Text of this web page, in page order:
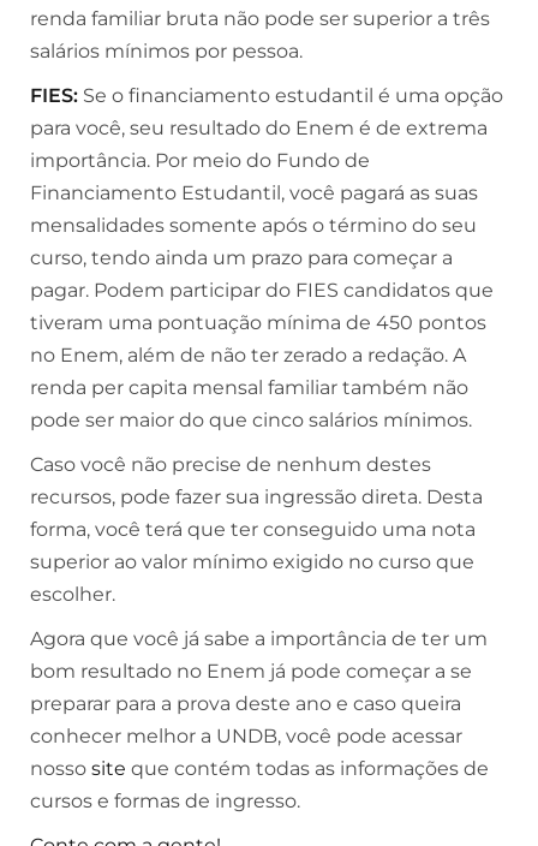
renda familiar bruta não pode ser superior a três
salários mínimos por pessoa.
FIES: Se o financiamento estudantil é uma opção
para você, seu resultado do Enem é de extrema
importância. Por meio do Fundo de
Financiamento Estudantil, você pagará as suas
mensalidades somente após o término do seu
curso, tendo ainda um prazo para começar a
pagar. Podem participar do FIES candidatos que
tiveram uma pontuação mínima de 450 pontos
no Enem, além de não ter zerado a redação. A
renda per capita mensal familiar também não
pode ser maior do que cinco salários mínimos.
Caso você não precise de nenhum destes
recursos, pode fazer sua ingressão direta. Desta
forma, você terá que ter conseguido uma nota
superior ao valor mínimo exigido no curso que
escolher.
Agora que você já sabe a importância de ter um
bom resultado no Enem já pode começar a se
preparar para a prova deste ano e caso queira
conhecer melhor a UNDB, você pode acessar
nosso site que contém todas as informações de
cursos e formas de ingresso.